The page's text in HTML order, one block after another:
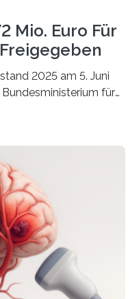
Mio. Euro Für
2025 am 5. Juni
für
in
freigegeben – unter
Industrielle
Zentrales
(ZIM) und
Auf dem
am 5. Juni 2025 in
für
Nachricht: